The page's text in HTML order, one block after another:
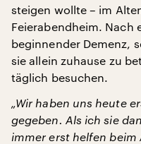
steigen wollte – im
Feierabendheim. Nach
beginnender Demenz,
sie allein zuhause zu
täglich besuchen.
„Wir haben uns heute
gegeben. Als ich sie
immer erst helfen beim